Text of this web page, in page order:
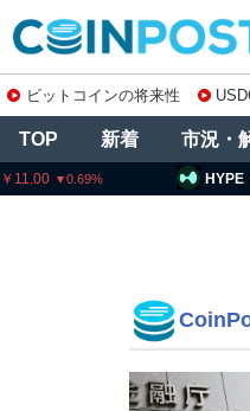
ビットコインの将来性
TOP 新着 市況・
HYPE 8,853.70 0.22